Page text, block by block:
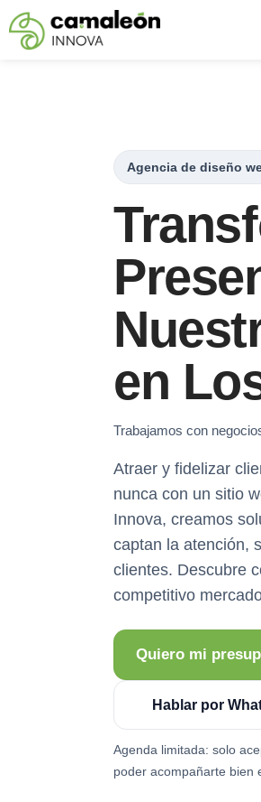
Saltar
Agencia de diseño
en
Trabajamos con
Atraer y fidelizar
nunca con un sitio
Innova, creamos
captan la atención,
clientes. Descubre
competitivo
Quiero mi
Hablar por
Agenda limitada: solo
poder acompañarte bien